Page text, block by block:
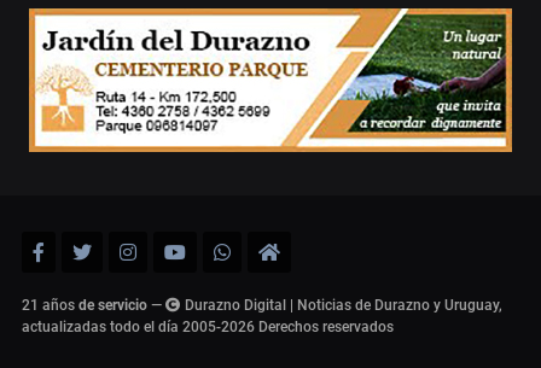
21 años de servicio —
Durazno Digital | Noticias de Durazno y Uruguay,
actualizadas todo el día 2005-2026 Derechos reservados